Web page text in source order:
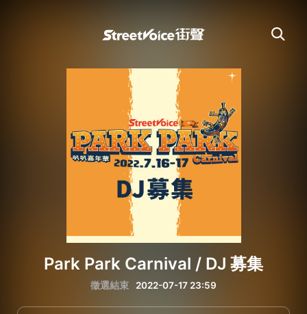
Park Park Carnival / DJ 募集
徵選結束 2022-07-17 23:59